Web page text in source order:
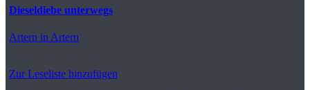
Dieseldiebe unterwegs
Artern in Artern
Zur Leseliste hinzufügen